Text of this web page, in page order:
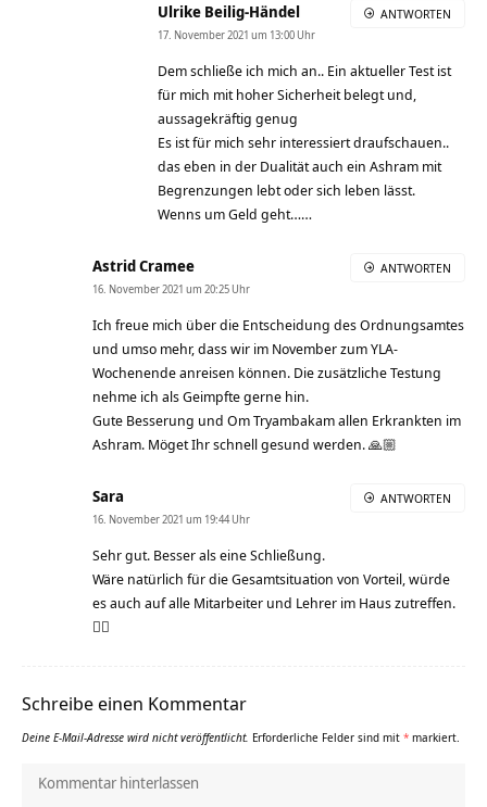
Ulrike Beilig-Händel
17. November 2021 um 13:00 Uhr
Dem schließe ich mich an.. Ein aktueller Test ist
für mich mit hoher Sicherheit belegt und,
aussagekräftig genug
Es ist für mich sehr interessiert draufschauen..
das eben in der Dualität auch ein Ashram mit
Begrenzungen lebt oder sich leben lässt.
Wenns um Geld geht……
ANTWORTEN
Astrid Cramee
16. November 2021 um 20:25 Uhr
Ich freue mich über die Entscheidung des Ordnungsamtes
und umso mehr, dass wir im November zum YLA-
Wochenende anreisen können. Die zusätzliche Testung
nehme ich als Geimpfte gerne hin.
Gute Besserung und Om Tryambakam allen Erkrankten im
Ashram. Möget Ihr schnell gesund werden. 🙏🏼
ANTWORTEN
Sara
16. November 2021 um 19:44 Uhr
Sehr gut. Besser als eine Schließung.
Wäre natürlich für die Gesamtsituation von Vorteil, würde
es auch auf alle Mitarbeiter und Lehrer im Haus zutreffen.
🤷‍♀️
ANTWORTEN
Schreibe einen Kommentar
Deine E-Mail-Adresse wird nicht veröffentlicht. Erforderliche Felder sind mit * markiert.